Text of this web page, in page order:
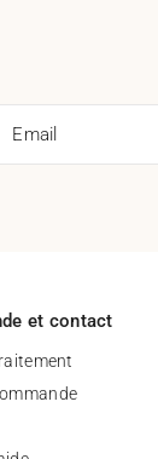
Email
et contact